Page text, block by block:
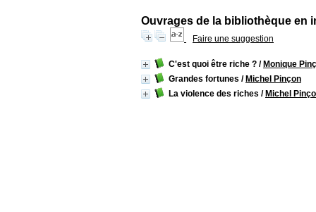
Ouvrages de la bibliothèque en
Faire une suggestion
C'est quoi être riche ? / Monique
Grandes fortunes / Michel Pinçon
La violence des riches / Michel